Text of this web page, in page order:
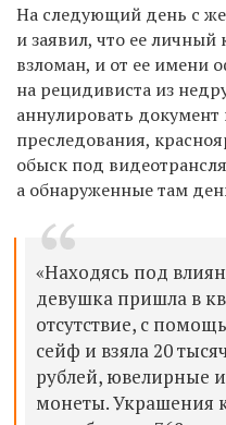
На следующий день с
и заявил, что ее личный
взломан, и от ее имени
на рецидивиста из
аннулировать документ
преследования,
обыск под
а обнаруженные там
«Находясь под
девушка пришла в
отсутствие, c
сейф и взяла 20
рублей, ювелирные
монеты. Украшения